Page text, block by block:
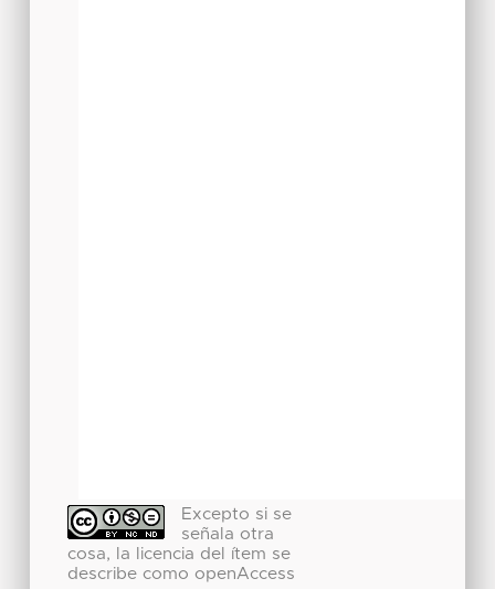
Excepto si se
señala otra
cosa, la licencia del ítem se
describe como openAccess